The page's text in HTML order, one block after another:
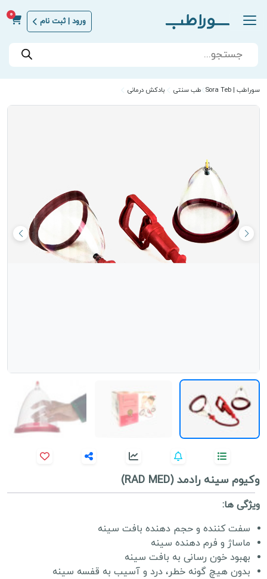
ورود | ثبت نام
0
Products
search
سوراطب | Sora Teb طب سنتی بادکش درمانی
وکیوم سینه رادمد (RAD MED)
ویژگی ها:
سفت کننده و حجم دهنده بافت سینه
ماساژ و فرم دهنده سینه
بهبود خون رسانی به بافت سینه
بدون هیچ گونه خطر، درد و آسیب به قفسه سینه